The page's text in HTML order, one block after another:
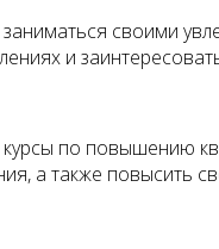
своими
и
по повышению
а также повысить